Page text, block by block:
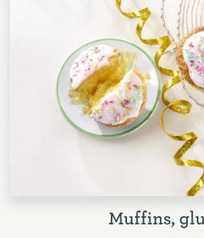
Muffins,